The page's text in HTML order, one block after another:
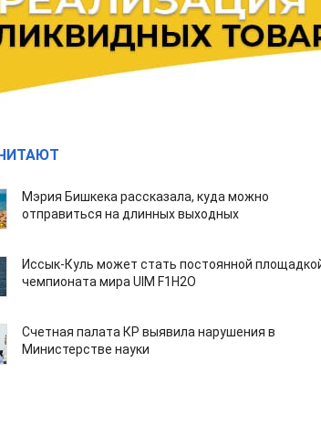
Мэрия Бишкека рассказала, куда можно
отправиться на длинных выходных
Иссык-Куль может стать постоянной
чемпионата мира UIM F1H2O
Счетная палата КР выявила нарушения в
Министерстве науки